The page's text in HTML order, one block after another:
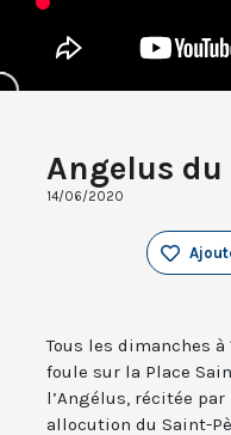
Angelus
14/06/2020
Tous les dimanches à
foule sur la Place
l’Angélus, récitée par
allocution du Saint-